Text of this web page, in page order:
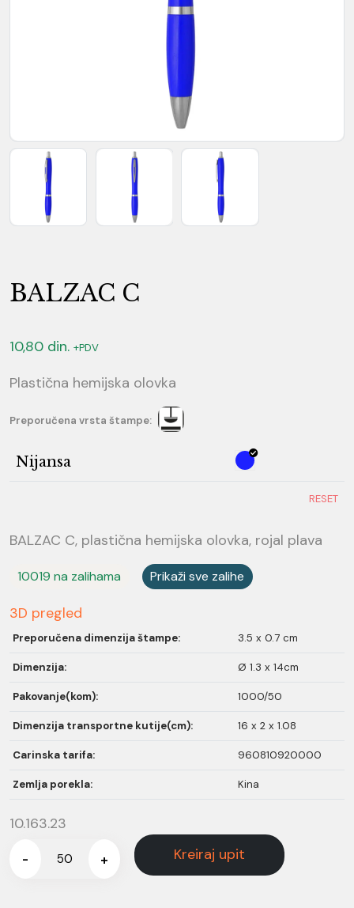
BALZAC C
10,80 din. +PDV
Plastična hemijska olovka
Preporučena vrsta štampe:
Nijansa
RESET
BALZAC C, plastična hemijska olovka, rojal plava
10019 na zalihama Prikaži sve zalihe
3D pregled
Preporučena dimenzija štampe: 3.5 x 0.7 cm
Dimenzija: Ø 1.3 x 14cm
Pakovanje(kom): 1000/50
Dimenzija transportne kutije(cm): 16 x 2 x 1.08
Carinska tarifa: 960810920000
Zemlja porekla: Kina
10.163.23
- + Kreiraj upit